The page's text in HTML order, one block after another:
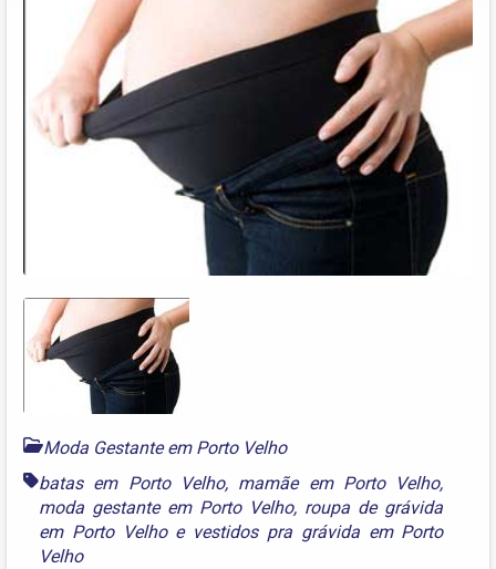
Moda Gestante em Porto Velho
batas em Porto Velho, mamãe em Porto Velho,
moda gestante em Porto Velho, roupa de grávida
em Porto Velhoe vestidos pra grávida em Porto
Velho